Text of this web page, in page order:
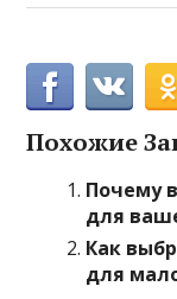
Похожие
Почему
для
Как
для